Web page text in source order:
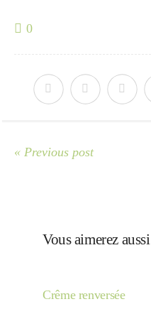
0
« Previous post
Vous aimerez aussi
Crême renversée